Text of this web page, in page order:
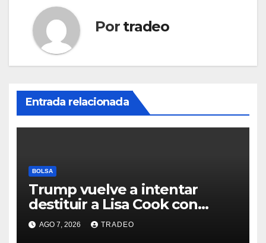
Por tradeo
Entrada relacionada
BOLSA
Trump vuelve a intentar
destituir a Lisa Cook con
acusaciones de fraude
hipotecario
AGO 7, 2026 TRADEO